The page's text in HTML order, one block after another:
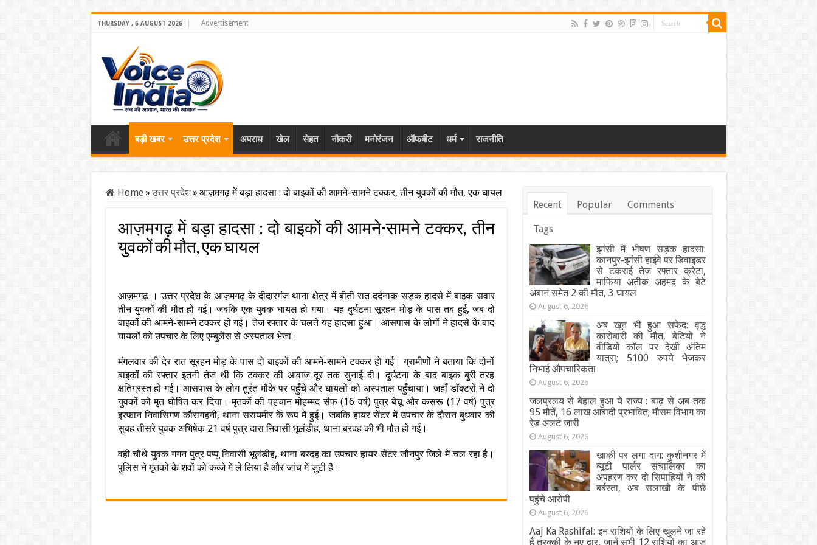
THURSDAY , 6 AUGUST 2026 Advertisement
बड़ी खबर उत्तर प्रदेश अपराध खेल सेहत नौकरी मनोरंजन ऑफबीट धर्म राजनीति
Home»उत्तर प्रदेश» आज़मगढ़ में बड़ा हादसा : दो बाइकों की आमने-सामने टक्कर, तीन युवकों की मौत, एक घायल
आज़मगढ़ में बड़ा हादसा : दो बाइकों की आमने-सामने टक्कर, तीन
युवकों की मौत, एक घायल
आज़मगढ़ । उत्तर प्रदेश के आज़मगढ़ के दीदारगंज थाना क्षेत्र में बीती रात दर्दनाक सड़क हादसे में बाइक सवार
तीन युवकों की मौत हो गई। जबकि एक युवक घायल हो गया। यह दुर्घटना सूरहन मोड़ के पास तब हुई, जब दो
बाइकों की आमने-सामने टक्कर हो गई। तेज रफ्तार के चलते यह हादसा हुआ। आसपास के लोगों ने हादसे के बाद
घायलों को उपचार के लिए एम्बुलेंस से अस्पताल भेजा।
मंगलवार की देर रात सूरहन मोड़ के पास दो बाइकों की आमने-सामने टक्कर हो गई। ग्रामीणों ने बताया कि दोनों
बाइकों की रफ्तार इतनी तेज थी कि टक्कर की आवाज दूर तक सुनाई दी। दुर्घटना के बाद बाइक बुरी तरह
क्षतिग्रस्त हो गई। आसपास के लोग तुरंत मौके पर पहुँचे और घायलों को अस्पताल पहुँचाया। जहाँ डॉक्टरों ने दो
युवकों को मृत घोषित कर दिया। मृतकों की पहचान मोहम्मद सैफ (16 वर्ष) पुत्र बेचू और कसरू (17 वर्ष) पुत्र
इरफान निवासिगण कौरागहनी, थाना सरायमीर के रूप में हुई। जबकि हायर सेंटर में उपचार के दौरान बुधवार की
सुबह तीसरे युवक अभिषेक 21 वर्ष पुत्र दारा निवासी भूलंडीह, थाना बरदह की भी मौत हो गई।
वही चौथे युवक गगन पुत्र पप्पू निवासी भूलंडीह, थाना बरदह का उपचार हायर सेंटर जौनपुर जिले में चल रहा है।
पुलिस ने मृतकों के शवों को कब्जे में ले लिया है और जांच में जुटी है।
Recent Popular Comments
Tags
झांसी में भीषण सड़क हादसा:
कानपुर-झांसी हाईवे पर डिवाइडर
से टकराई तेज रफ्तार क्रेटा,
माफिया अतीक अहमद के बेटे
अबान समेत 2 की मौत, 3 घायल
August 6, 2026
अब खून भी हुआ सफेद: वृद्ध
कारोबारी की मौत, बेटियों ने
वीडियो कॉल पर देखी अंतिम
यात्रा; 5100 रुपये भेजकर
निभाई औपचारिकता
August 6, 2026
जलप्रलय से बेहाल हुआ ये राज्य : बाढ़ से अब तक
95 मौतें, 16 लाख आबादी प्रभावित; मौसम विभाग का
रेड अलर्ट जारी
August 6, 2026
खाकी पर लगा दाग: कुशीनगर में
ब्यूटी पार्लर संचालिका का
अपहरण कर दो सिपाहियों ने की
बर्बरता, अब सलाखों के पीछे
पहुंचे आरोपी
August 6, 2026
Aaj Ka Rashifal: इन राशियों के लिए खुलने जा रहे
हैं तरक्की के नए द्वार, जानें सभी 12 राशियों का आज